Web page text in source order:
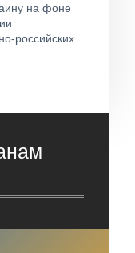
на фоне
российских